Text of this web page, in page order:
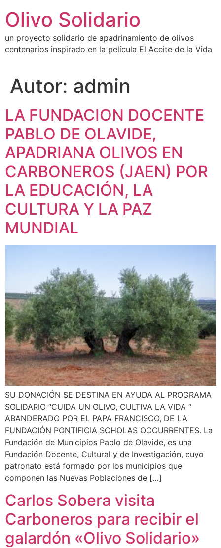
contenido
Olivo Solidario
un proyecto solidario de apadrinamiento de olivos
centenarios inspirado en la película El Aceite de la Vida
Autor: admin
LA FUNDACION DOCENTE
PABLO DE OLAVIDE,
APADRIANA OLIVOS EN
CARBONEROS (JAEN) POR
LA EDUCACIÓN, LA
CULTURA Y LA PAZ
MUNDIAL
SU DONACIÓN SE DESTINA EN AYUDA AL PROGRAMA
SOLIDARIO “CUIDA UN OLIVO, CULTIVA LA VIDA “
ABANDERADO POR EL PAPA FRANCISCO, DE LA
FUNDACIÓN PONTIFICIA SCHOLAS OCCURRENTES. La
Fundación de Municipios Pablo de Olavide, es una
Fundación Docente, Cultural y de Investigación, cuyo
patronato está formado por los municipios que
componen las Nuevas Poblaciones de […]
Carlos Sobera visita
Carboneros para recibir el
galardón «Olivo Solidario»